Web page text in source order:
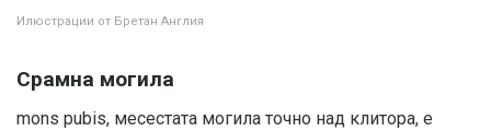
Илюстрации от Бретан Англия
Срамна могила
mons pubis, месестата могила точно над клитора, е